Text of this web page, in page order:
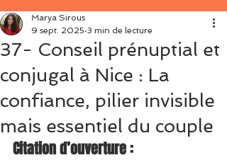
37- Conseil prénuptial et
conjugal à Nice : La
confiance, pilier invisible
mais essentiel du couple
Marya Sirous
9 sept. 2025 3 min de lecture
Citation d’ouverture :